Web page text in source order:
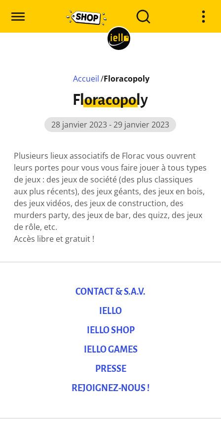
Accueil /Floracopoly
Floracopoly
28 janvier 2023 - 29 janvier 2023
Plusieurs lieux associatifs de Florac vous ouvrent
leurs portes pour vous vous faire jouer à tous types
de jeux : des jeux de société (des plus classiques
aux plus récents), des jeux géants, des jeux en bois,
des jeux vidéos, des jeux de construction, des
murders party, des jeux de bar, des quizz, des jeux
de rôle, etc.
Accès libre et gratuit !
CONTACT & S.A.V.
IELLO
IELLO SHOP
IELLO GAMES
PRESSE
REJOIGNEZ-NOUS !